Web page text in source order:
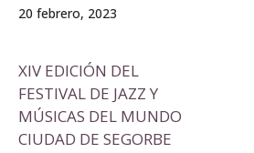
20 febrero, 2023
XIV EDICIÓN DEL
FESTIVAL DE JAZZ Y
MÚSICAS DEL MUNDO
CIUDAD DE SEGORBE